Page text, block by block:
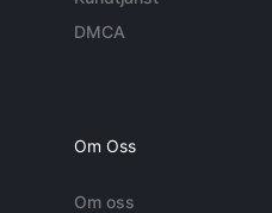
DMCA
Om Oss
Om oss